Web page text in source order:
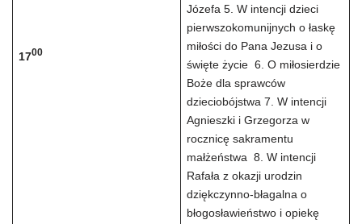
1700
Józefa 5. W intencji dzieci
pierwszokomunijnych o łaskę
miłości do Pana Jezusa i o
święte życie 6. O miłosierdzie
Boże dla sprawców
dzieciobójstwa 7. W intencji
Agnieszki i Grzegorza w
rocznicę sakramentu
małżeństwa 8. W intencji
Rafała z okazji urodzin
dziękczynno-błagalna o
błogosławieństwo i opiekę